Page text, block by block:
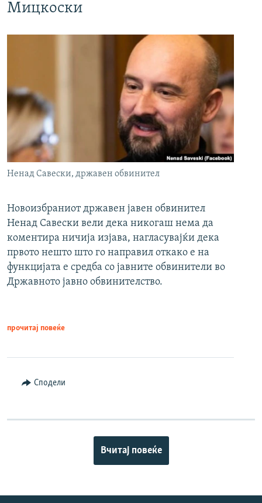
Мицкоски
Ненад Савески, државен обвинител
Новоизбраниот државен јавен обвинител
Ненад Савески вели дека никогаш нема да
коментира ничија изјава, нагласувајќи дека
првото нешто што го направил откако е на
функцијата е средба со јавните обвинители во
Државното јавно обвинителство.
прочитај повеќе
Сподели
Вчитај повеќе